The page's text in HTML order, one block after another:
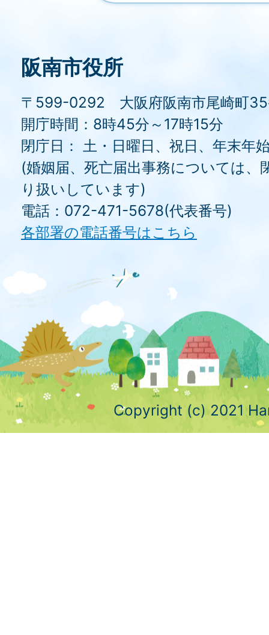
阪南市役所
〒599-0292 大阪府阪南市尾崎町35
開庁時間：8時45分～17時15分
閉庁日： 土・日曜日、祝日、年末年
(婚姻届、死亡届出事務については、
り扱いしています)
電話：072-471-5678(代表番号)
各部署の電話番号はこちら
Copyright (c) 2021